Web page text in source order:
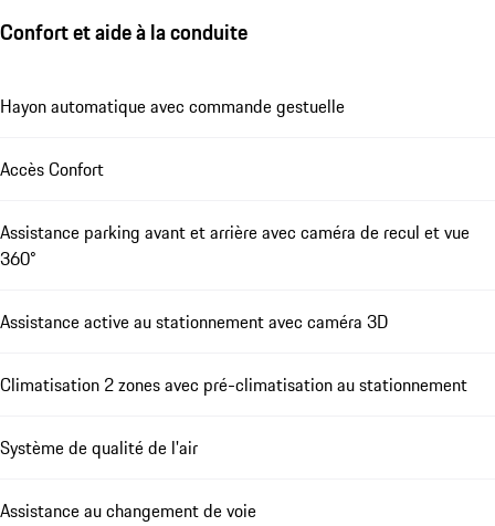
Confort et aide à la conduite
Hayon automatique avec commande gestuelle
Accès Confort
Assistance parking avant et arrière avec caméra de recul et vue
360°
Assistance active au stationnement avec caméra 3D
Climatisation 2 zones avec pré-climatisation au stationnement
Système de qualité de l'air
Assistance au changement de voie